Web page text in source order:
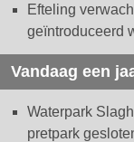
Efteling
geïntroduceerd
Vandaag een
Waterpark
pretpark